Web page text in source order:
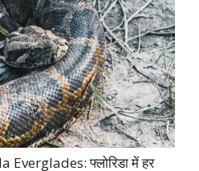
फ्लोरिडा में हर